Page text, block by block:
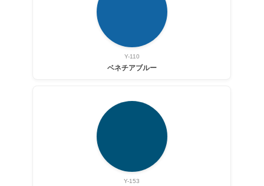
Y-110
ベネチアブルー
Y-153